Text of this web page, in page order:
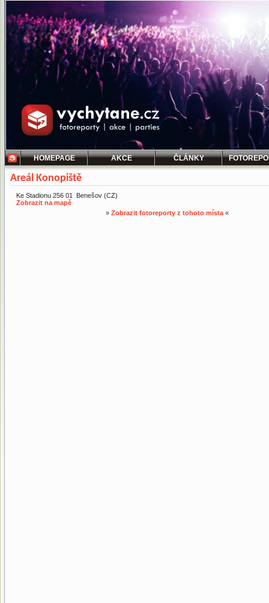
HOMEPAGE AKCE ČLÁNKY
Areál Konopiště
Ke Stadionu 256 01 Benešov (CZ)
Zobrazit na mapě
» Zobrazit fotoreporty z tohoto místa«